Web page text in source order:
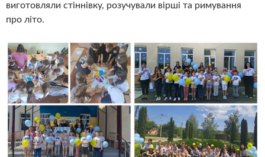
виготовляли стіннівку, розучували вірші та римування
про літо.